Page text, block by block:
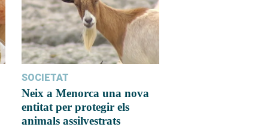
SOCIETAT
Neix a Menorca una nova
entitat per protegir els
animals assilvestrats